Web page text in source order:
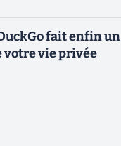
fait enfin un
votre vie privée